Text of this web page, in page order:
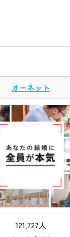
オーネット
121,727人